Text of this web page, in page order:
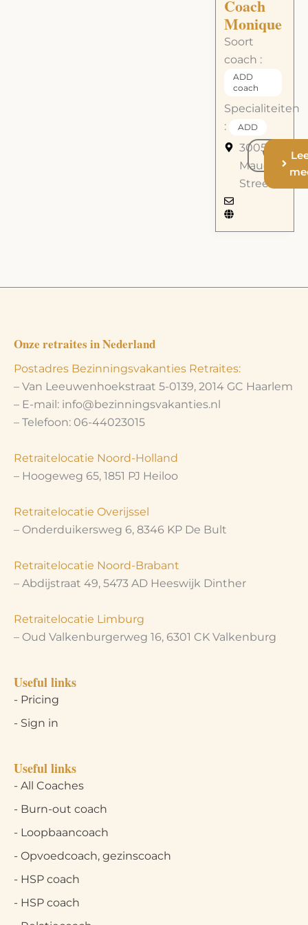
Coach
Monique
Soort
coach :
ADD
coach
Specialiteiten
:
ADD
3005
Maud
Street
Onze retraites in Nederland
Postadres Bezinningsvakanties Retraites:
– Van Leeuwenhoekstraat 5-0139, 2014 GC Haarlem
– E-mail: info@bezinningsvakanties.nl
– Telefoon: 06-44023015
Retraitelocatie Noord-Holland
– Hoogeweg 65, 1851 PJ Heiloo
Retraitelocatie Overijssel
– Onderduikersweg 6, 8346 KP De Bult
Retraitelocatie Noord-Brabant
– Abdijstraat 49, 5473 AD Heeswijk Dinther
Retraitelocatie Limburg
– Oud Valkenburgerweg 16, 6301 CK Valkenburg
Useful links
- Pricing
- Sign in
Useful links
- All Coaches
- Burn-out coach
- Loopbaancoach
- Opvoedcoach, gezinscoach
- HSP coach
- HSP coach